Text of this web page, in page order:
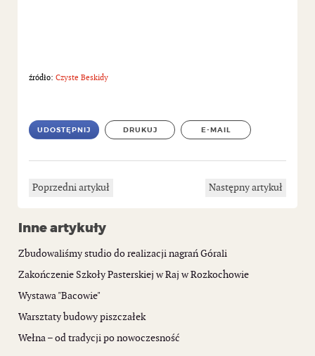
źródło: Czyste Beskidy
UDOSTĘPNIJ DRUKUJ E-MAIL
Poprzedni artykuł Następny artykuł
Inne artykuły
Zbudowaliśmy studio do realizacji nagrań Górali
Zakończenie Szkoły Pasterskiej w Raj w Rozkochowie
Wystawa "Bacowie"
Warsztaty budowy piszczałek
Wełna – od tradycji po nowoczesność